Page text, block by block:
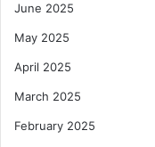
June 2025
May 2025
April 2025
March 2025
February 2025